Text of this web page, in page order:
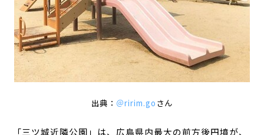
出典： ＠ririm.go さん
「三ツ城近隣公園」は、広島県内最大の前方後円墳が、